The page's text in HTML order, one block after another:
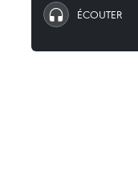
ÉCOUTER